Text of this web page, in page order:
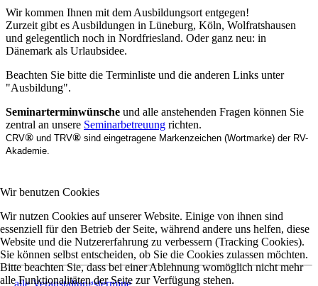
Wir kommen Ihnen mit dem Ausbildungsort entgegen!
Zurzeit gibt es Ausbildungen in Lüneburg, Köln, Wolfratshausen
und gelegentlich noch in Nordfriesland. Oder ganz neu: in
Dänemark als Urlaubsidee.
Beachten Sie bitte die Terminliste und die anderen Links unter
"Ausbildung".
Seminarterminwünsche und alle anstehenden Fragen können Sie
zentral an unsere Seminarbetreuung richten.
CRV® und TRV® sind eingetragene Markenzeichen (Wortmarke) der RV-
Akademie.
alle Veranstaltungstermine
Wir benutzen Cookies
Wir nutzen Cookies auf unserer Website. Einige von ihnen sind
essenziell für den Betrieb der Seite, während andere uns helfen, diese
Website und die Nutzererfahrung zu verbessern (Tracking Cookies).
Sie können selbst entscheiden, ob Sie die Cookies zulassen möchten.
Bitte beachten Sie, dass bei einer Ablehnung womöglich nicht mehr
alle Funktionalitäten der Seite zur Verfügung stehen.